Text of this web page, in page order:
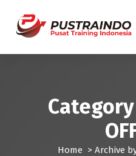
Home > Archive